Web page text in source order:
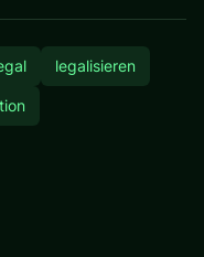
legalisieren